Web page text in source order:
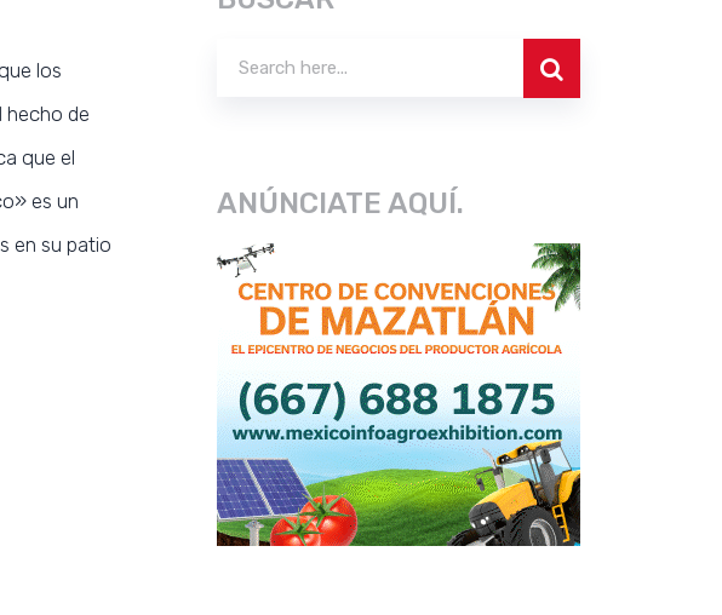
los
hecho de
que el
es un
en su patio
ANÚNCIATE AQUÍ.